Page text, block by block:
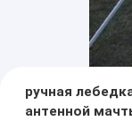
ручная
антенной